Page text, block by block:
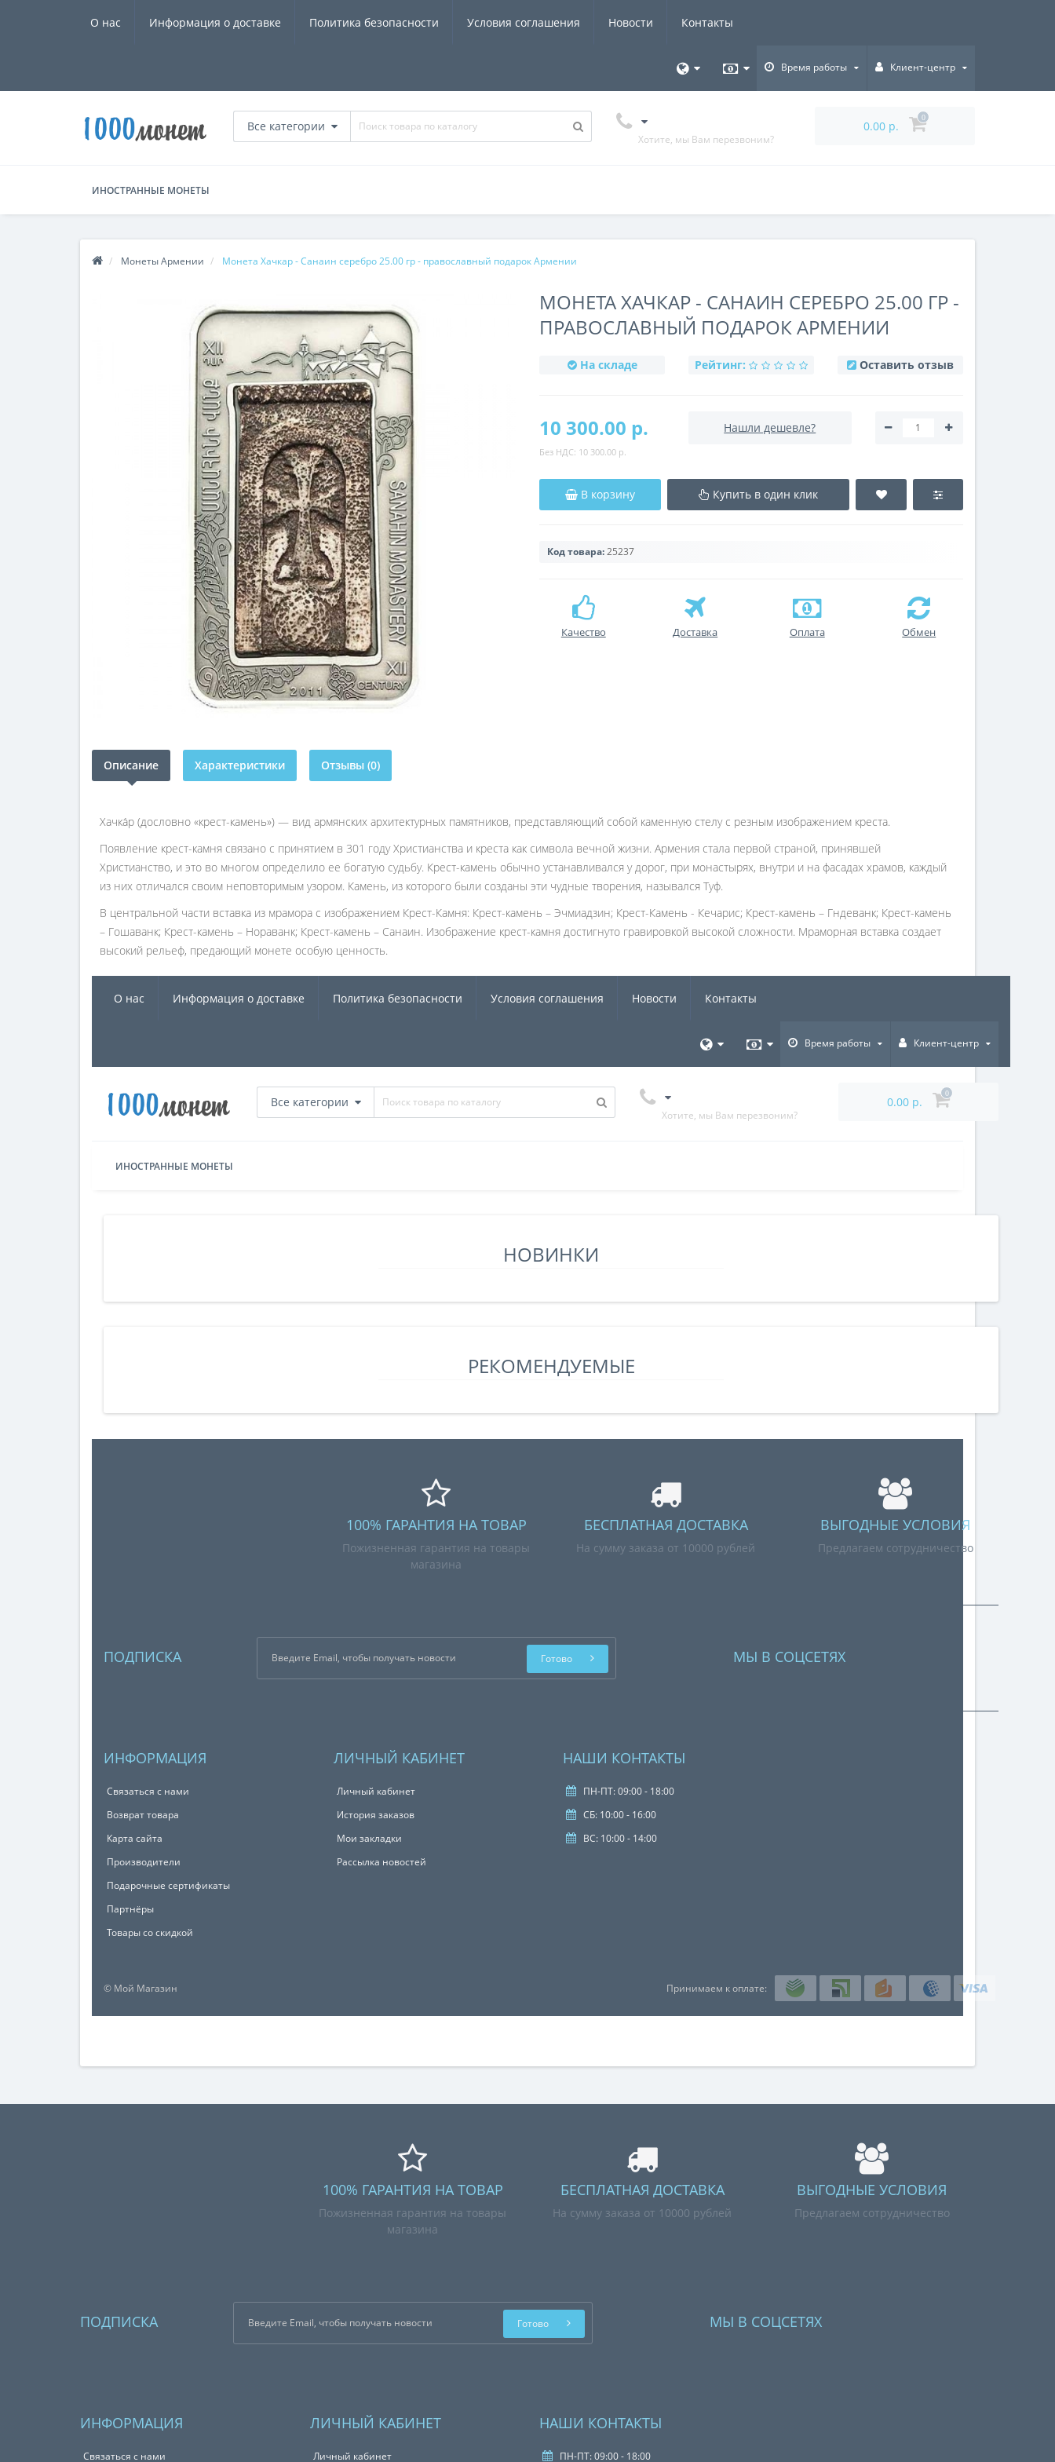
О нас Информация о доставке Политика безопасности Условия соглашения Новости Контакты
Время работы Клиент-центр
Все категории
Хотите, мы Вам перезвоним?
0.00 р.
0
ИНОСТРАННЫЕ МОНЕТЫ
Монеты Армении Монета Хачкар - Санаин серебро 25.00 гр - православный подарок Армении
МОНЕТА ХАЧКАР - САНАИН СЕРЕБРО 25.00 ГР -
ПРАВОСЛАВНЫЙ ПОДАРОК АРМЕНИИ
На складе Рейтинг: Оставить отзыв
10 300.00 р.
Без НДС: 10 300.00 р.
Нашли дешевле?
В корзину Купить в один клик
Код товара:25237
Качество Доставка Оплата Обмен
Описание Характеристики Отзывы (0)
Хачка́р (дословно «крест-камень») — вид армянских архитектурных памятников, представляющий собой каменную стелу с резным изображением креста.
Появление крест-камня связано с принятием в 301 году Христианства и креста как символа вечной жизни. Армения стала первой страной, принявшей
Христианство, и это во многом определило ее богатую судьбу. Крест-камень обычно устанавливался у дорог, при монастырях, внутри и на фасадах храмов, каждый
из них отличался своим неповторимым узором. Камень, из которого были созданы эти чудные творения, назывался Туф.
В центральной части вставка из мрамора с изображением Крест-Камня: Крест-камень – Эчмиадзин; Крест-Камень - Кечарис; Крест-камень – Гндеванк; Крест-камень
– Гошаванк; Крест-камень – Нораванк; Крест-камень – Санаин. Изображение крест-камня достигнуто гравировкой высокой сложности. Мраморная вставка создает
высокий рельеф, предающий монете особую ценность.
О нас Информация о доставке Политика безопасности Условия соглашения Новости Контакты
Время работы Клиент-центр
Все категории
Хотите, мы Вам перезвоним?
0.00 р.
0
ИНОСТРАННЫЕ МОНЕТЫ
НОВИНКИ
РЕКОМЕНДУЕМЫЕ
100% ГАРАНТИЯ НА ТОВАР
Пожизненная гарантия на товары
магазина
БЕСПЛАТНАЯ ДОСТАВКА
На сумму заказа от 10000 рублей
ВЫГОДНЫЕ УСЛОВИЯ
Предлагаем сотрудничество
ПОДПИСКА Готово МЫ В СОЦСЕТЯХ
ИНФОРМАЦИЯ
Связаться с нами
Возврат товара
Карта сайта
Производители
Подарочные сертификаты
Партнёры
Товары со скидкой
ЛИЧНЫЙ КАБИНЕТ
Личный кабинет
История заказов
Мои закладки
Рассылка новостей
НАШИ КОНТАКТЫ
ПН-ПТ: 09:00 - 18:00
СБ: 10:00 - 16:00
ВС: 10:00 - 14:00
© Мой Магазин Принимаем к оплате:
100% ГАРАНТИЯ НА ТОВАР
Пожизненная гарантия на товары
магазина
БЕСПЛАТНАЯ ДОСТАВКА
На сумму заказа от 10000 рублей
ВЫГОДНЫЕ УСЛОВИЯ
Предлагаем сотрудничество
ПОДПИСКА Готово МЫ В СОЦСЕТЯХ
ИНФОРМАЦИЯ
Связаться с нами
ЛИЧНЫЙ КАБИНЕТ
Личный кабинет
НАШИ КОНТАКТЫ
ПН-ПТ: 09:00 - 18:00